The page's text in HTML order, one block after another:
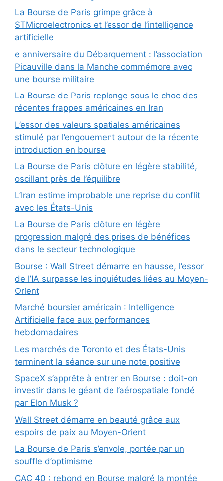
La Bourse de Paris grimpe grâce à
STMicroelectronics et l’essor de l’intelligence
artificielle
e anniversaire du Débarquement : l’association
Picauville dans la Manche commémore avec
une bourse militaire
La Bourse de Paris replonge sous le choc des
récentes frappes américaines en Iran
L’essor des valeurs spatiales américaines
stimulé par l’engouement autour de la récente
introduction en bourse
La Bourse de Paris clôture en légère stabilité,
oscillant près de l’équilibre
L’Iran estime improbable une reprise du conflit
avec les États-Unis
La Bourse de Paris clôture en légère
progression malgré des prises de bénéfices
dans le secteur technologique
Bourse : Wall Street démarre en hausse, l’essor
de l’IA surpasse les inquiétudes liées au Moyen-
Orient
Marché boursier américain : Intelligence
Artificielle face aux performances
hebdomadaires
Les marchés de Toronto et des États-Unis
terminent la séance sur une note positive
SpaceX s’apprête à entrer en Bourse : doit-on
investir dans le géant de l’aérospatiale fondé
par Elon Musk ?
Wall Street démarre en beauté grâce aux
espoirs de paix au Moyen-Orient
La Bourse de Paris s’envole, portée par un
souffle d’optimisme
CAC 40 : rebond en Bourse malgré la montée